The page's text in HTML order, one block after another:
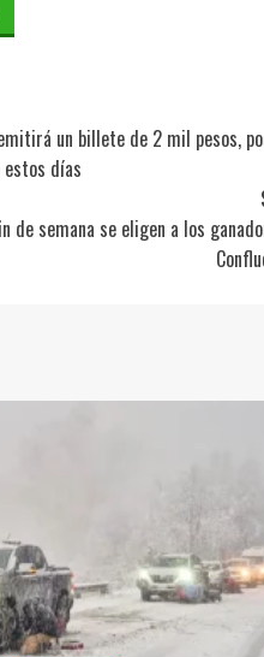
un billete de 2 mil pesos,
días
de semana se eligen a los